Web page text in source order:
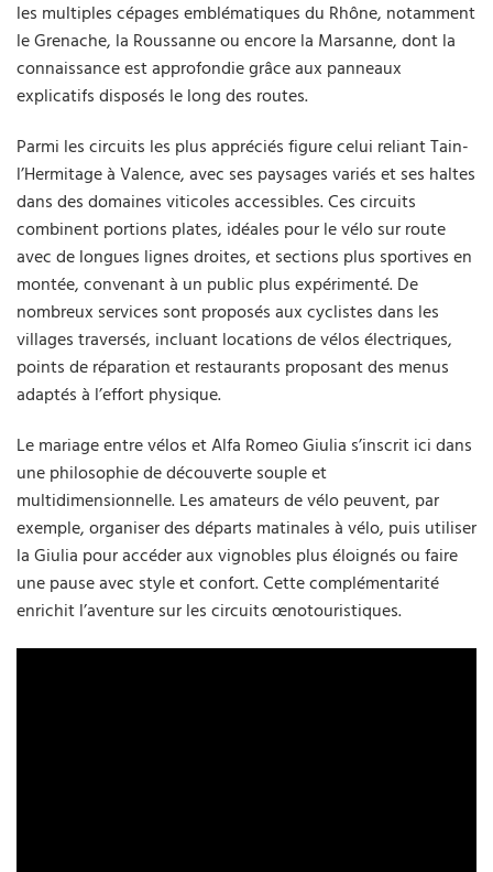
les multiples cépages emblématiques du Rhône, notamment
le Grenache, la Roussanne ou encore la Marsanne, dont la
connaissance est approfondie grâce aux panneaux
explicatifs disposés le long des routes.
Parmi les circuits les plus appréciés figure celui reliant Tain-
l’Hermitage à Valence, avec ses paysages variés et ses haltes
dans des domaines viticoles accessibles. Ces circuits
combinent portions plates, idéales pour le vélo sur route
avec de longues lignes droites, et sections plus sportives en
montée, convenant à un public plus expérimenté. De
nombreux services sont proposés aux cyclistes dans les
villages traversés, incluant locations de vélos électriques,
points de réparation et restaurants proposant des menus
adaptés à l’effort physique.
Le mariage entre vélos et Alfa Romeo Giulia s’inscrit ici dans
une philosophie de découverte souple et
multidimensionnelle. Les amateurs de vélo peuvent, par
exemple, organiser des départs matinales à vélo, puis utiliser
la Giulia pour accéder aux vignobles plus éloignés ou faire
une pause avec style et confort. Cette complémentarité
enrichit l’aventure sur les circuits œnotouristiques.